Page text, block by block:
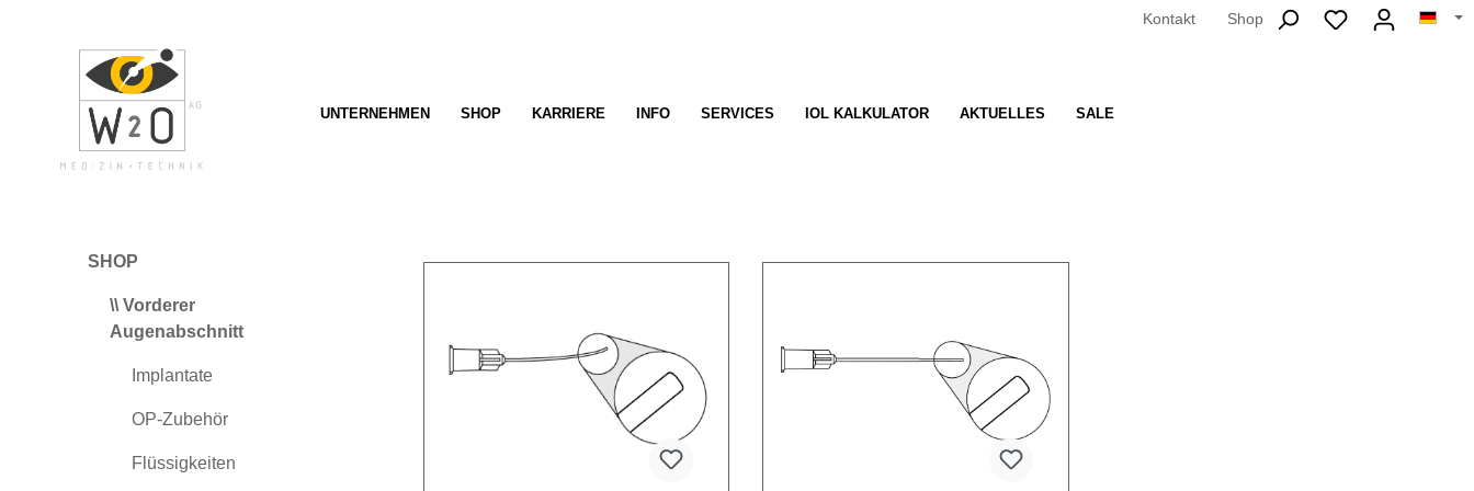
Kontakt Shop
UNTERNEHMEN SHOP KARRIERE INFO SERVICES IOL KALKULATOR AKTUELLES SALE
SHOP
\\ Vorderer
Augenabschnitt
Implantate
OP-Zubehör
Flüssigkeiten